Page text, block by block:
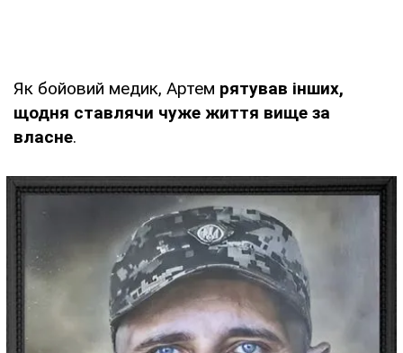
Як бойовий медик, Артем рятував інших,
щодня ставлячи чуже життя вище за
власне.